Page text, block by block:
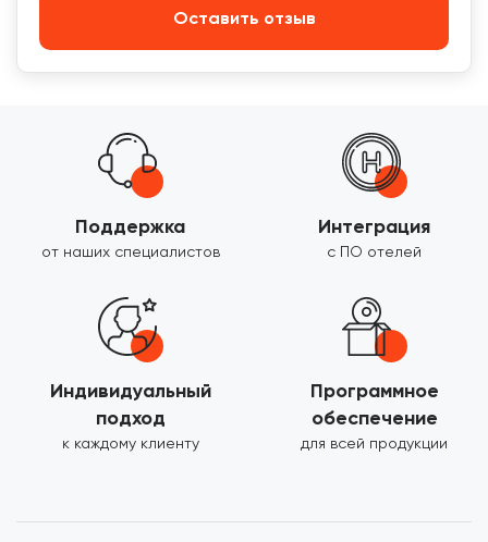
Оставить отзыв
Поддержка
от наших специалистов
Интеграция
с ПО отелей
Индивидуальный
подход
к каждому клиенту
Программное
обеспечение
для всей продукции